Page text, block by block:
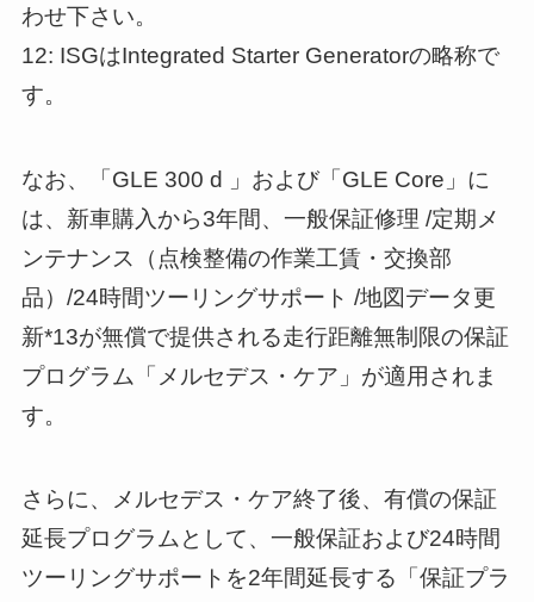
わせ下さい。
12: ISGはIntegrated Starter Generatorの略称で
す。
なお、「GLE 300 d 」および「GLE Core」に
は、新車購入から3年間、一般保証修理 /定期メ
ンテナンス（点検整備の作業工賃・交換部
品）/24時間ツーリングサポート /地図データ更
新*13が無償で提供される走行距離無制限の保証
プログラム「メルセデス・ケア」が適用されま
す。
さらに、メルセデス・ケア終了後、有償の保証
延長プログラムとして、一般保証および24時間
ツーリングサポートを2年間延長する「保証プラ